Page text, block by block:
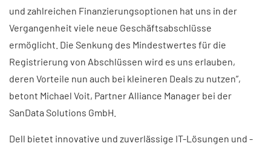
und zahlreichen Finanzierungsoptionen hat uns in der
Vergangenheit viele neue Geschäftsabschlüsse
ermöglicht. Die Senkung des Mindestwertes für die
Registrierung von Abschlüssen wird es uns erlauben,
deren Vorteile nun auch bei kleineren Deals zu nutzen”,
betont Michael Voit, Partner Alliance Manager bei der
SanData Solutions GmbH.
Dell bietet innovative und zuverlässige IT-Lösungen und -